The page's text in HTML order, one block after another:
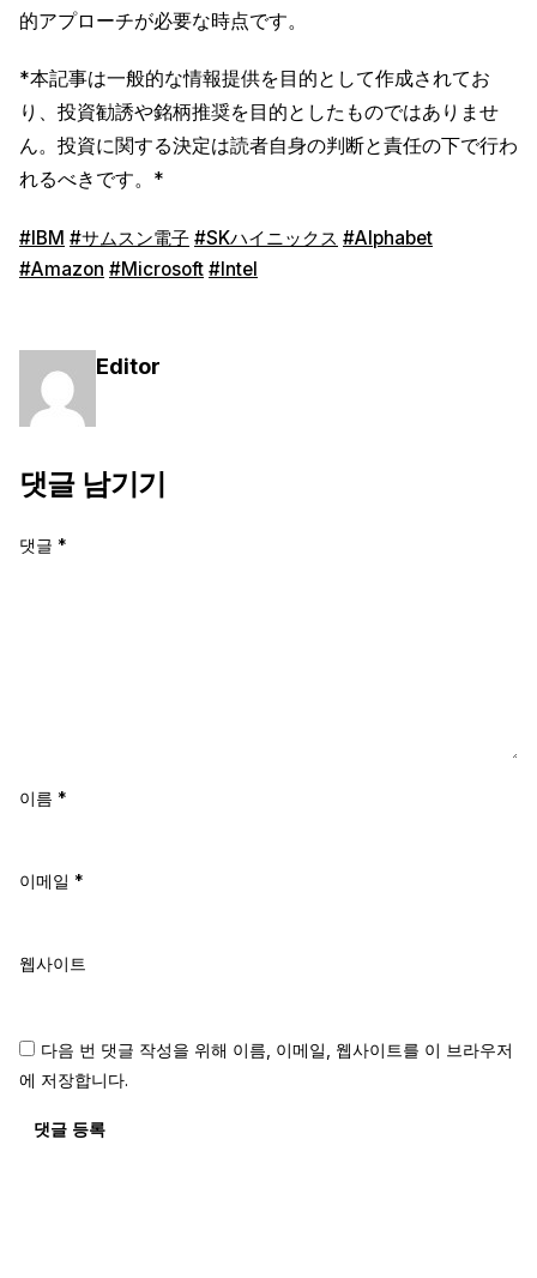
的アプローチが必要な時点です。
*本記事は一般的な情報提供を目的として作成されてお
り、投資勧誘や銘柄推奨を目的としたものではありませ
ん。投資に関する決定は読者自身の判断と責任の下で行わ
れるべきです。*
#IBM #サムスン電子 #SKハイニックス #Alphabet
#Amazon #Microsoft #Intel
Editor
댓글 남기기
댓글 *
이름 *
이메일 *
웹사이트
다음 번 댓글 작성을 위해 이름, 이메일, 웹사이트를 이 브라우저
에 저장합니다.
댓글 등록